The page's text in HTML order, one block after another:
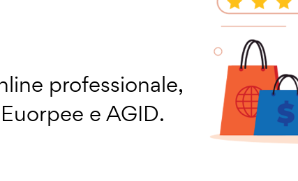
professionale,
e AGID.